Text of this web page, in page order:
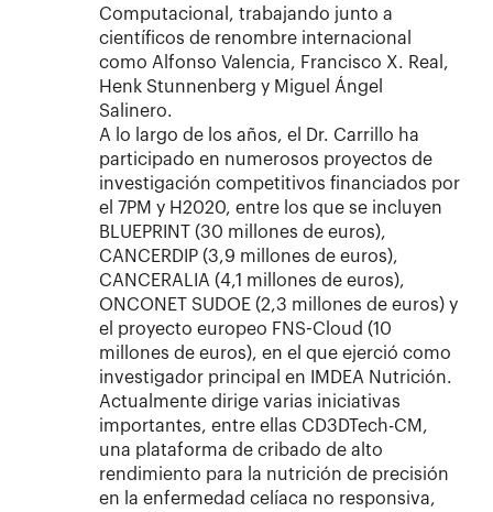
Computacional, trabajando junto a
científicos de renombre internacional
como Alfonso Valencia, Francisco X. Real,
Henk Stunnenberg y Miguel Ángel
Salinero.
A lo largo de los años, el Dr. Carrillo ha
participado en numerosos proyectos de
investigación competitivos financiados por
el 7PM y H2020, entre los que se incluyen
BLUEPRINT (30 millones de euros),
CANCERDIP (3,9 millones de euros),
CANCERALIA (4,1 millones de euros),
ONCONET SUDOE (2,3 millones de euros) y
el proyecto europeo FNS-Cloud (10
millones de euros), en el que ejerció como
investigador principal en IMDEA Nutrición.
Actualmente dirige varias iniciativas
importantes, entre ellas CD3DTech-CM,
una plataforma de cribado de alto
rendimiento para la nutrición de precisión
en la enfermedad celíaca no responsiva,